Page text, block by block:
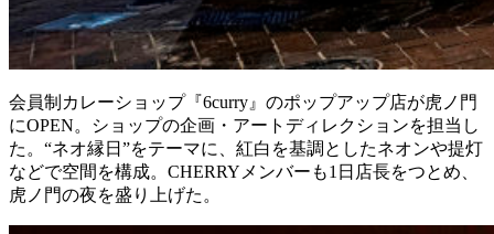
会員制カレーショップ『6curry』のポップアップ店が虎ノ門
にOPEN。ショップの企画・アートディレクションを担当し
た。“ネオ縁日”をテーマに、紅白を基調としたネオンや提灯
などで空間を構成。CHERRYメンバーも1日店長をつとめ、
虎ノ門の夜を盛り上げた。